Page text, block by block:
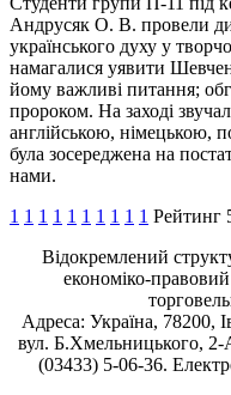
Андрусяк О. В. провели
українського духу у
намагалися уявити
йому важливі питання;
пророком. На заході
англійською, німецькою,
була зосереджена на
нами.
1 1 1 1 1 1 1 1 1 1 Рейтинг
Відокремлений
економіко-
Адреса: Україна, 78200,
вул. Б.Хмельницького, 2-
(03433) 5-06-36.